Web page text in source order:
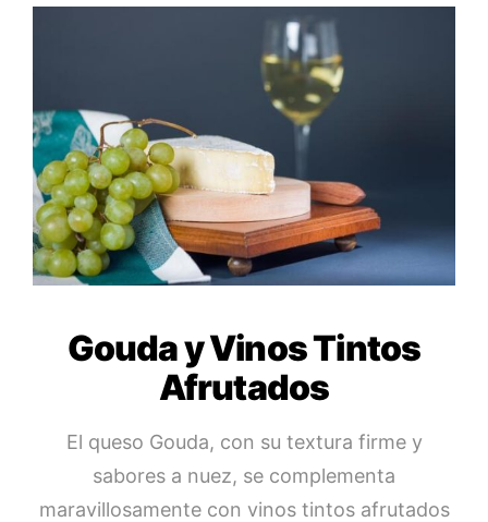
Gouda y Vinos Tintos
Afrutados
El queso Gouda, con su textura firme y
sabores a nuez, se complementa
maravillosamente con vinos tintos afrutados